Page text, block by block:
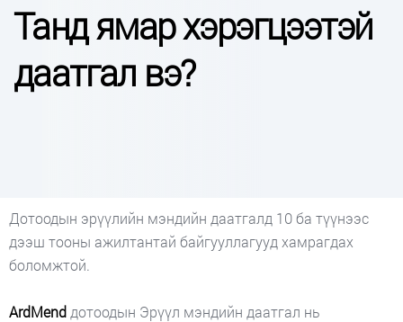
Танд ямар хэрэгцээтэй
даатгал вэ?
Дотоодын эрүүлийн мэндийн даатгалд 10 ба түүнээс
дээш тооны ажилтантай байгууллагууд хамрагдах
боломжтой.
ArdMend дотоодын Эрүүл мэндийн даатгал нь